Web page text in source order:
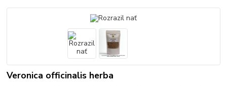
Veronica officinalis herba